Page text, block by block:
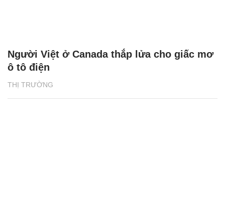
THỊ TRƯỜNG
Người Việt ở Canada thắp lửa cho giấc mơ
ô tô điện